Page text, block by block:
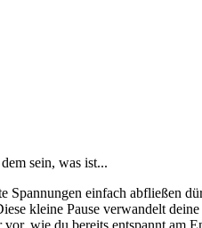
sein, was ist...
Spannungen einfach abfließen
kleine Pause verwandelt
wie du bereits entspannt am